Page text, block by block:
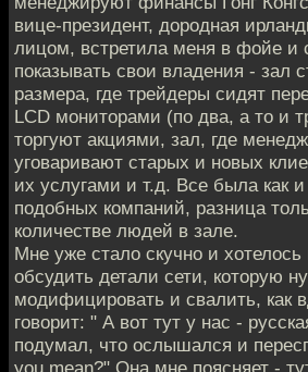
вице-президент, дородная
лицом, встретила меня в фойе и
показывать свои владения - зал
размера, где трейдеры сидят
LCD мониторами (по два, а то и
торгуют акциями, зал, где
уговаривают старых и новых
их услугами и т.д. Все была как и
подобных компаний, разница
количестве людей в зале.
Мне уже стало скучно и
обсудить детали сети, которую
модифицировать и свалить, как
говорит: " А вот тут у нас -
подумал, что ослышался и
you mean?" Она мне поясняет -